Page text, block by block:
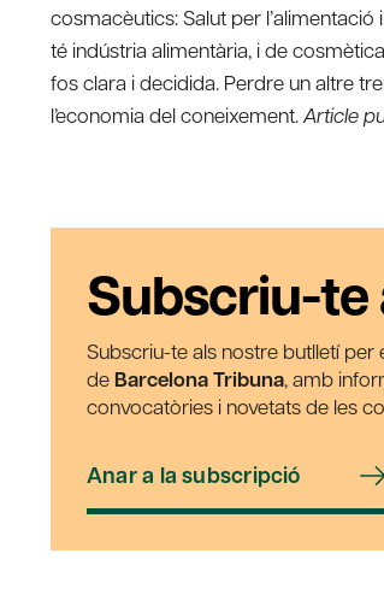
cosmacèutics: Salut per
té indústria alimentària, i de
fos clara i decidida. Perdre un altre
l’economia del coneixement.Article
Subscriu-
Subscriu-te als nostre butlletí
de Barcelona Tribuna, amb
convocatòries i novetats de les
Anar a la subscripció